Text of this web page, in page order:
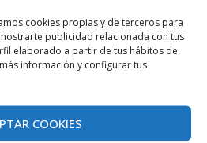
cookies propias y de terceros para
publicidad relacionada con tus
elaborado a partir de tus hábitos de
información y configurar tus
COOKIES